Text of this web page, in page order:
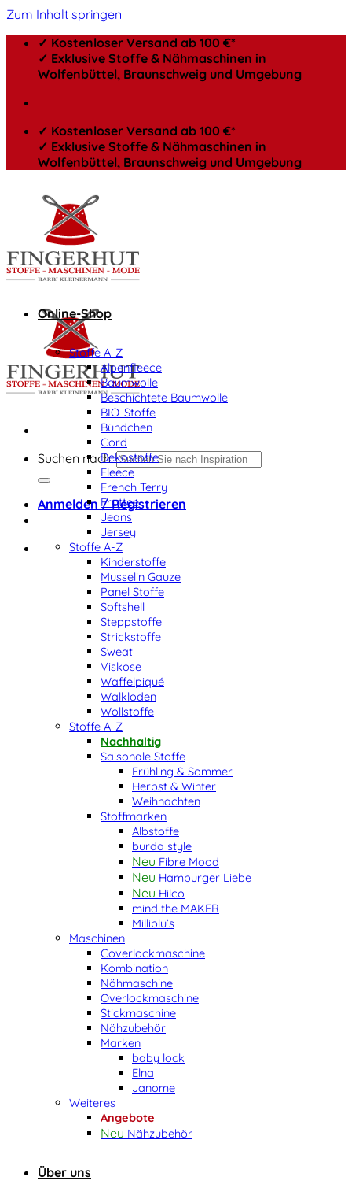
Zum Inhalt springen
✓ Kostenloser Versand ab 100 €*
✓ Exklusive Stoffe & Nähmaschinen in
Wolfenbüttel, Braunschweig und Umgebung
✓ Kostenloser Versand ab 100 €*
✓ Exklusive Stoffe & Nähmaschinen in
Wolfenbüttel, Braunschweig und Umgebung
Suchen nach:
Anmelden / Registrieren
Online-Shop
Stoffe A-Z
Alpenfleece
Baumwolle
Beschichtete Baumwolle
BIO-Stoffe
Bündchen
Cord
Dekostoffe
Fleece
French Terry
Frottee
Jeans
Jersey
Stoffe A-Z
Kinderstoffe
Musselin Gauze
Panel Stoffe
Softshell
Steppstoffe
Strickstoffe
Sweat
Viskose
Waffelpiqué
Walkloden
Wollstoffe
Stoffe A-Z
Nachhaltig
Saisonale Stoffe
Frühling & Sommer
Herbst & Winter
Weihnachten
Stoffmarken
Albstoffe
burda style
Fibre Mood
Hamburger Liebe
Hilco
mind the MAKER
Milliblu’s
Maschinen
Coverlockmaschine
Kombination
Nähmaschine
Overlockmaschine
Stickmaschine
Nähzubehör
Marken
baby lock
Elna
Janome
Weiteres
Angebote
Nähzubehör
Über uns